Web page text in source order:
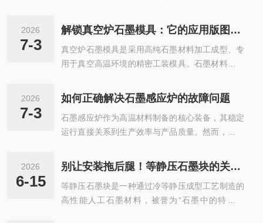
的高温而不熔化，热膨胀系数极小，即便在骤冷骤
的电阻率低，电流传输效率很高，能将电...
优异热工性能于一体的核心功能件。在材料特性
上，该类模具通常选用高密度、高纯度的等静压石
墨作为基材。这种材料具有极低的热膨胀系数和z
越的抗热震性能，能够承受真空炉内反复的快速升
色的化学惰性与自润滑特性，在高温下不易与熔融
且具备良好的不粘料与自主脱模性能。真空炉石...
2026
7-3
解锁真空炉石墨模具：它的应用版图，远超你想象
真空炉石墨模具是采用高纯石墨材料加工成型、专
用于真空高温环境的精密工装模具。石墨材料具备
件、真空下不挥发、导热均匀、易加工成型等优异
特性，能够在真空烧结、真空钎焊、真空热处理、
高温成型等工艺中长期稳定使用。凭借独特的高温
力学与物理性能，真空炉石墨模具广泛应用于粉末
体、新能源等行业，是高温真空工艺不可少的核心
冶金行业应用该领域是真空炉石墨模具最主要、
用...
2026
7-3
如何正确解决石墨感应炉的故障问题
石墨感应炉作为高温材料制备的核心装备，其稳定
运行直接关系到生产效率与产品质量。然而，复杂
发多种故障。本文聚焦典型故障场景，结合热力
学、电磁学原理及工程实践经验，提供系统性解决
方案。一、电源系统故障：能量供给链的断裂危机
1.逆变模块击穿-故障特征：IGBT模块频繁烧毁，
2026
6-15
别让安装拖后腿！等静压石墨块的关键细节，一步都不能错
等静压石墨块是一种通过冷等静压成型工艺制造的
高性能人工石墨材料，被誉为“石墨中的特种钢